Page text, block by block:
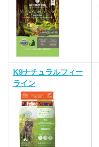
K9ナチュラルフィー
ライン